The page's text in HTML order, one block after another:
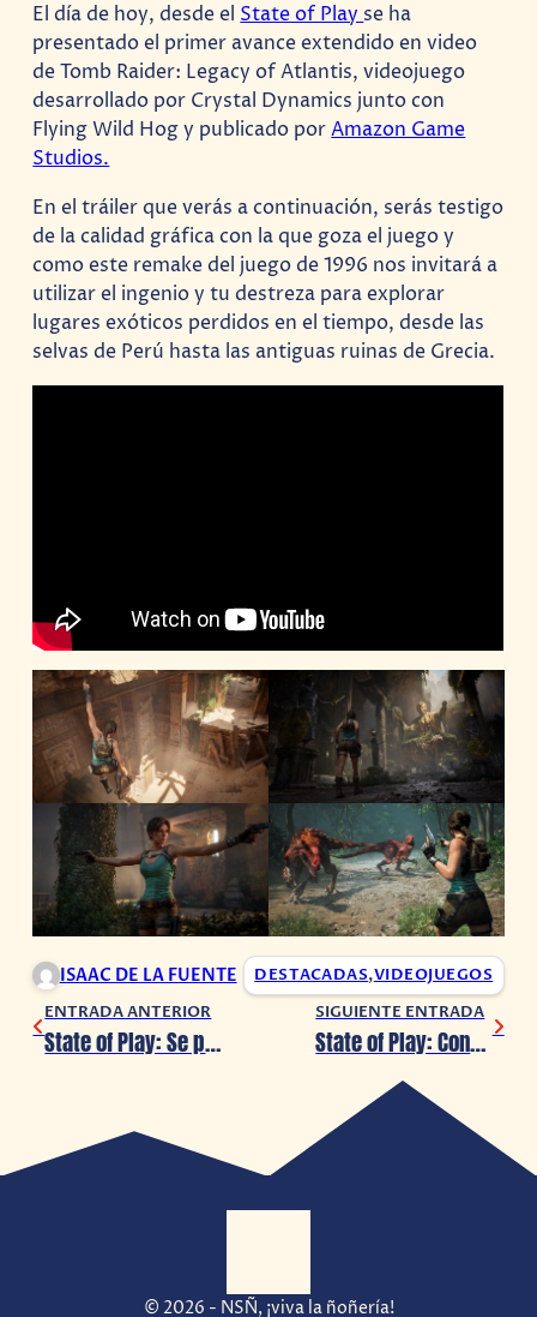
El día de hoy, desde elState of Playse ha
presentado el primer avance extendido en video
de Tomb Raider: Legacy of Atlantis, videojuego
desarrollado por Crystal Dynamics junto con
Flying Wild Hog y publicado porAmazon Game
Studios.
En el tráiler que verás a continuación, serás testigo
de la calidad gráfica con la que goza el juego y
como este remake del juego de 1996 nos invitará a
utilizar el ingenio y tu destreza para explorar
lugares exóticos perdidos en el tiempo, desde las
selvas de Perú hasta las antiguas ruinas de Grecia.
ISAAC DE LA FUENTE DESTACADAS,VIDEOJUEGOS
ENTRADA ANTERIOR
State of Play: Se presentan más detalles acerca de Silent Hill: Townfall
SIGUIENTE ENTRADA
State of Play: Control Resonant presenta nuevos detalles
© 2026 - NSÑ, ¡viva la ñoñería!